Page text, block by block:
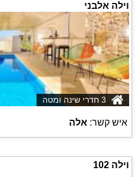
וילה אלבני
איש קשר: אלה
וילה 102